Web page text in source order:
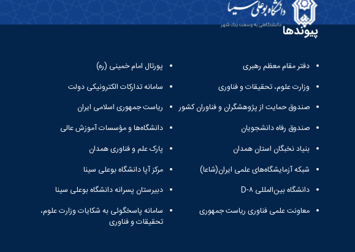
پیوندها
دفتر مقام معظم رهبری
وزارت علوم، تحقیقات و فناوری
صندوق حمایت از پژوهشگران و فناوران کشور
صندوق رفاه دانشجویان
بنیاد نخبگان استان همدان
شبکه آزمایشگاه‌های علمی ایران(شاعا)
دانشگاه بین‌المللی D-۸
معاونت علمی فناوری ریاست جمهوری
پورتال امام خمینی (ره)
سامانه تدارکات الکترونیکی دولت
ریاست جمهوری اسلامی ایران
دانشگاه‌ها و مؤسسات آموزش عالی
پارک علم و فناوری همدان
مرکز آپا دانشگاه بوعلی سینا
دبیرستان پسرانه دانشگاه بوعلی سینا
سامانه پاسخگوئی به شکایات وزارت علوم،
تحقیقات و فناوری